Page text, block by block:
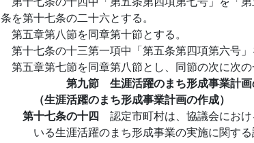
条を第十七条の二十六とする。
第五章第八節を同章第十節とする。
第十七条の十三第一項中「第五条第四項第六号
第五章第七節を同章第八節とし、同節の次に次の
第九節 生涯活躍のまち形成事業計画
（生涯活躍のまち形成事業計画の作成）
第十七条の十四 認定市町村は、協議会にお
いる生涯活躍のまち形成事業の実施に関す